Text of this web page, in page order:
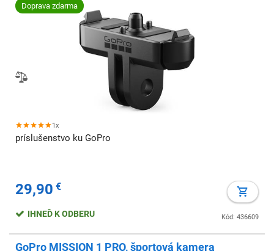
Doprava zdarma
1x
príslušenstvo ku GoPro
29,90 €
Kód: 436609
IHNEĎ K ODBERU
GoPro MISSION 1 PRO, športová kamera